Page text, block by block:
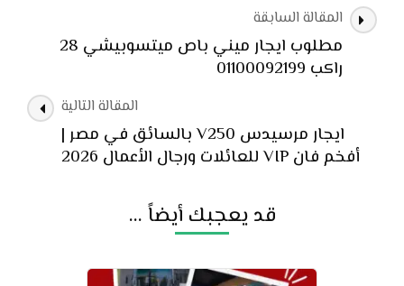
التنقل
بين
التدوينات
المقالة السابقة
مطلوب ايجار ميني باص ميتسوبيشي 28
راكب 01100092199
المقالة التالية
ايجار مرسيدس V250 بالسائق في مصر |
أفخم فان VIP للعائلات ورجال الأعمال 2026
قد يعجبك أيضاً ...